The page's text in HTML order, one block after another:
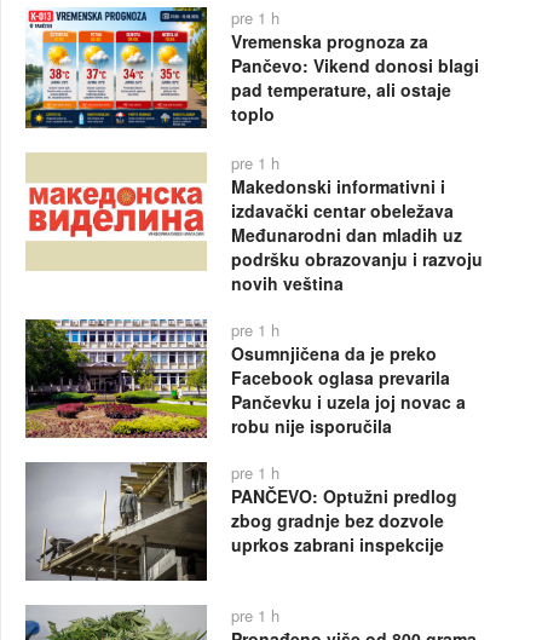
pre 1 h
Vremenska prognoza za
Pančevo: Vikend donosi blagi
pad temperature, ali ostaje
toplo
pre 1 h
Makedonski informativni i
izdavački centar obeležava
Međunarodni dan mladih uz
podršku obrazovanju i razvoju
novih veština
pre 1 h
Osumnjičena da je preko
Facebook oglasa prevarila
Pančevku i uzela joj novac a
robu nije isporučila
pre 1 h
PANČEVO: Optužni predlog
zbog gradnje bez dozvole
uprkos zabrani inspekcije
pre 1 h